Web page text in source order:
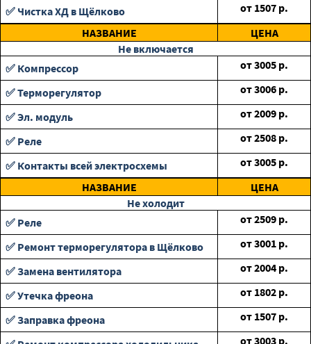
✅ Чистка ХД в Щёлково от 1507 р.
НАЗВАНИЕ
ЦЕНА
Не включается
✅ Компрессор
от3005 р.
✅ Терморегулятор
от3006 р.
✅ Эл. модуль
от2009 р.
✅ Реле
от2508 р.
✅ Контакты всей электросхемы
от3005 р.
НАЗВАНИЕ
ЦЕНА
Не холодит
✅ Реле
от2509 р.
✅ Ремонт терморегулятора в Щёлково
от3001 р.
✅ Замена вентилятора
от2004 р.
✅ Утечка фреона
от 1802 р.
✅ Заправка фреона
от 1507 р.
от3003 р.